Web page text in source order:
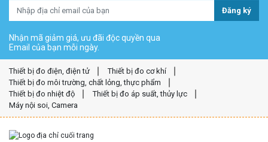
Đăng ký
Nhận mã giảm giá, ưu đãi độc quyền qua
Email của bạn mỗi ngày.
Thiết bị đo điện, điện tử
Thiết bị đo cơ khí
Thiết bị đo môi trường, chất lỏng, thực phẩm
Thiết bị đo nhiệt độ
Thiết bị đo áp suất, thủy lực
Máy nội soi, Camera